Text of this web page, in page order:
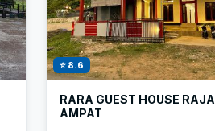
⭐ 8.6
RARA GUEST HOUSE RAJA
AMPAT